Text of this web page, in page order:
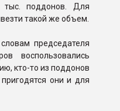
поддонов. Для
такой же объем.
председателя
воспользовались
кто-то из поддонов
они и для